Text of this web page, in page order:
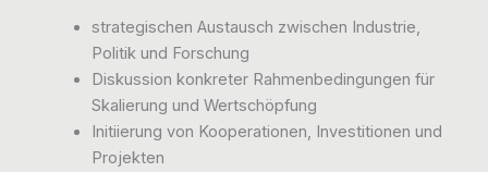
strategischen Austausch zwischen Industrie,
Politik und Forschung
Diskussion konkreter Rahmenbedingungen für
Skalierung und Wertschöpfung
Initiierung von Kooperationen, Investitionen und
Projekten